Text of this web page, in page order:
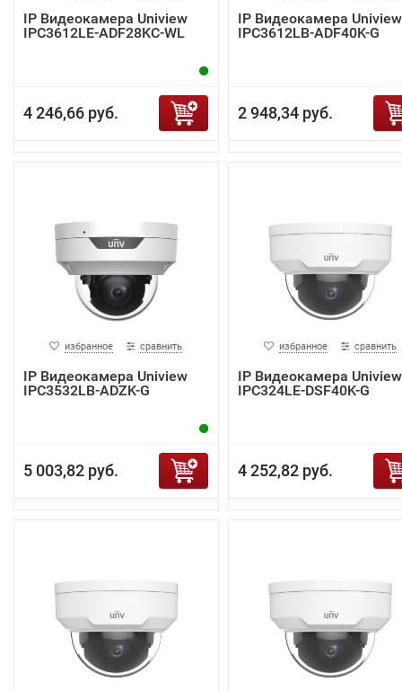
IP Видеокамера Uniview
IPC3612LE-ADF28KC-WL
4 246,66 руб.
IP Видеокамера Uniview
IPC3612LB-ADF40K-G
2 948,34 руб.
избранное сравнить
IP Видеокамера Uniview
IPC3532LB-ADZK-G
5 003,82 руб.
избранное сравнить
IP Видеокамера Uniview
IPC324LE-DSF40K-G
4 252,82 руб.